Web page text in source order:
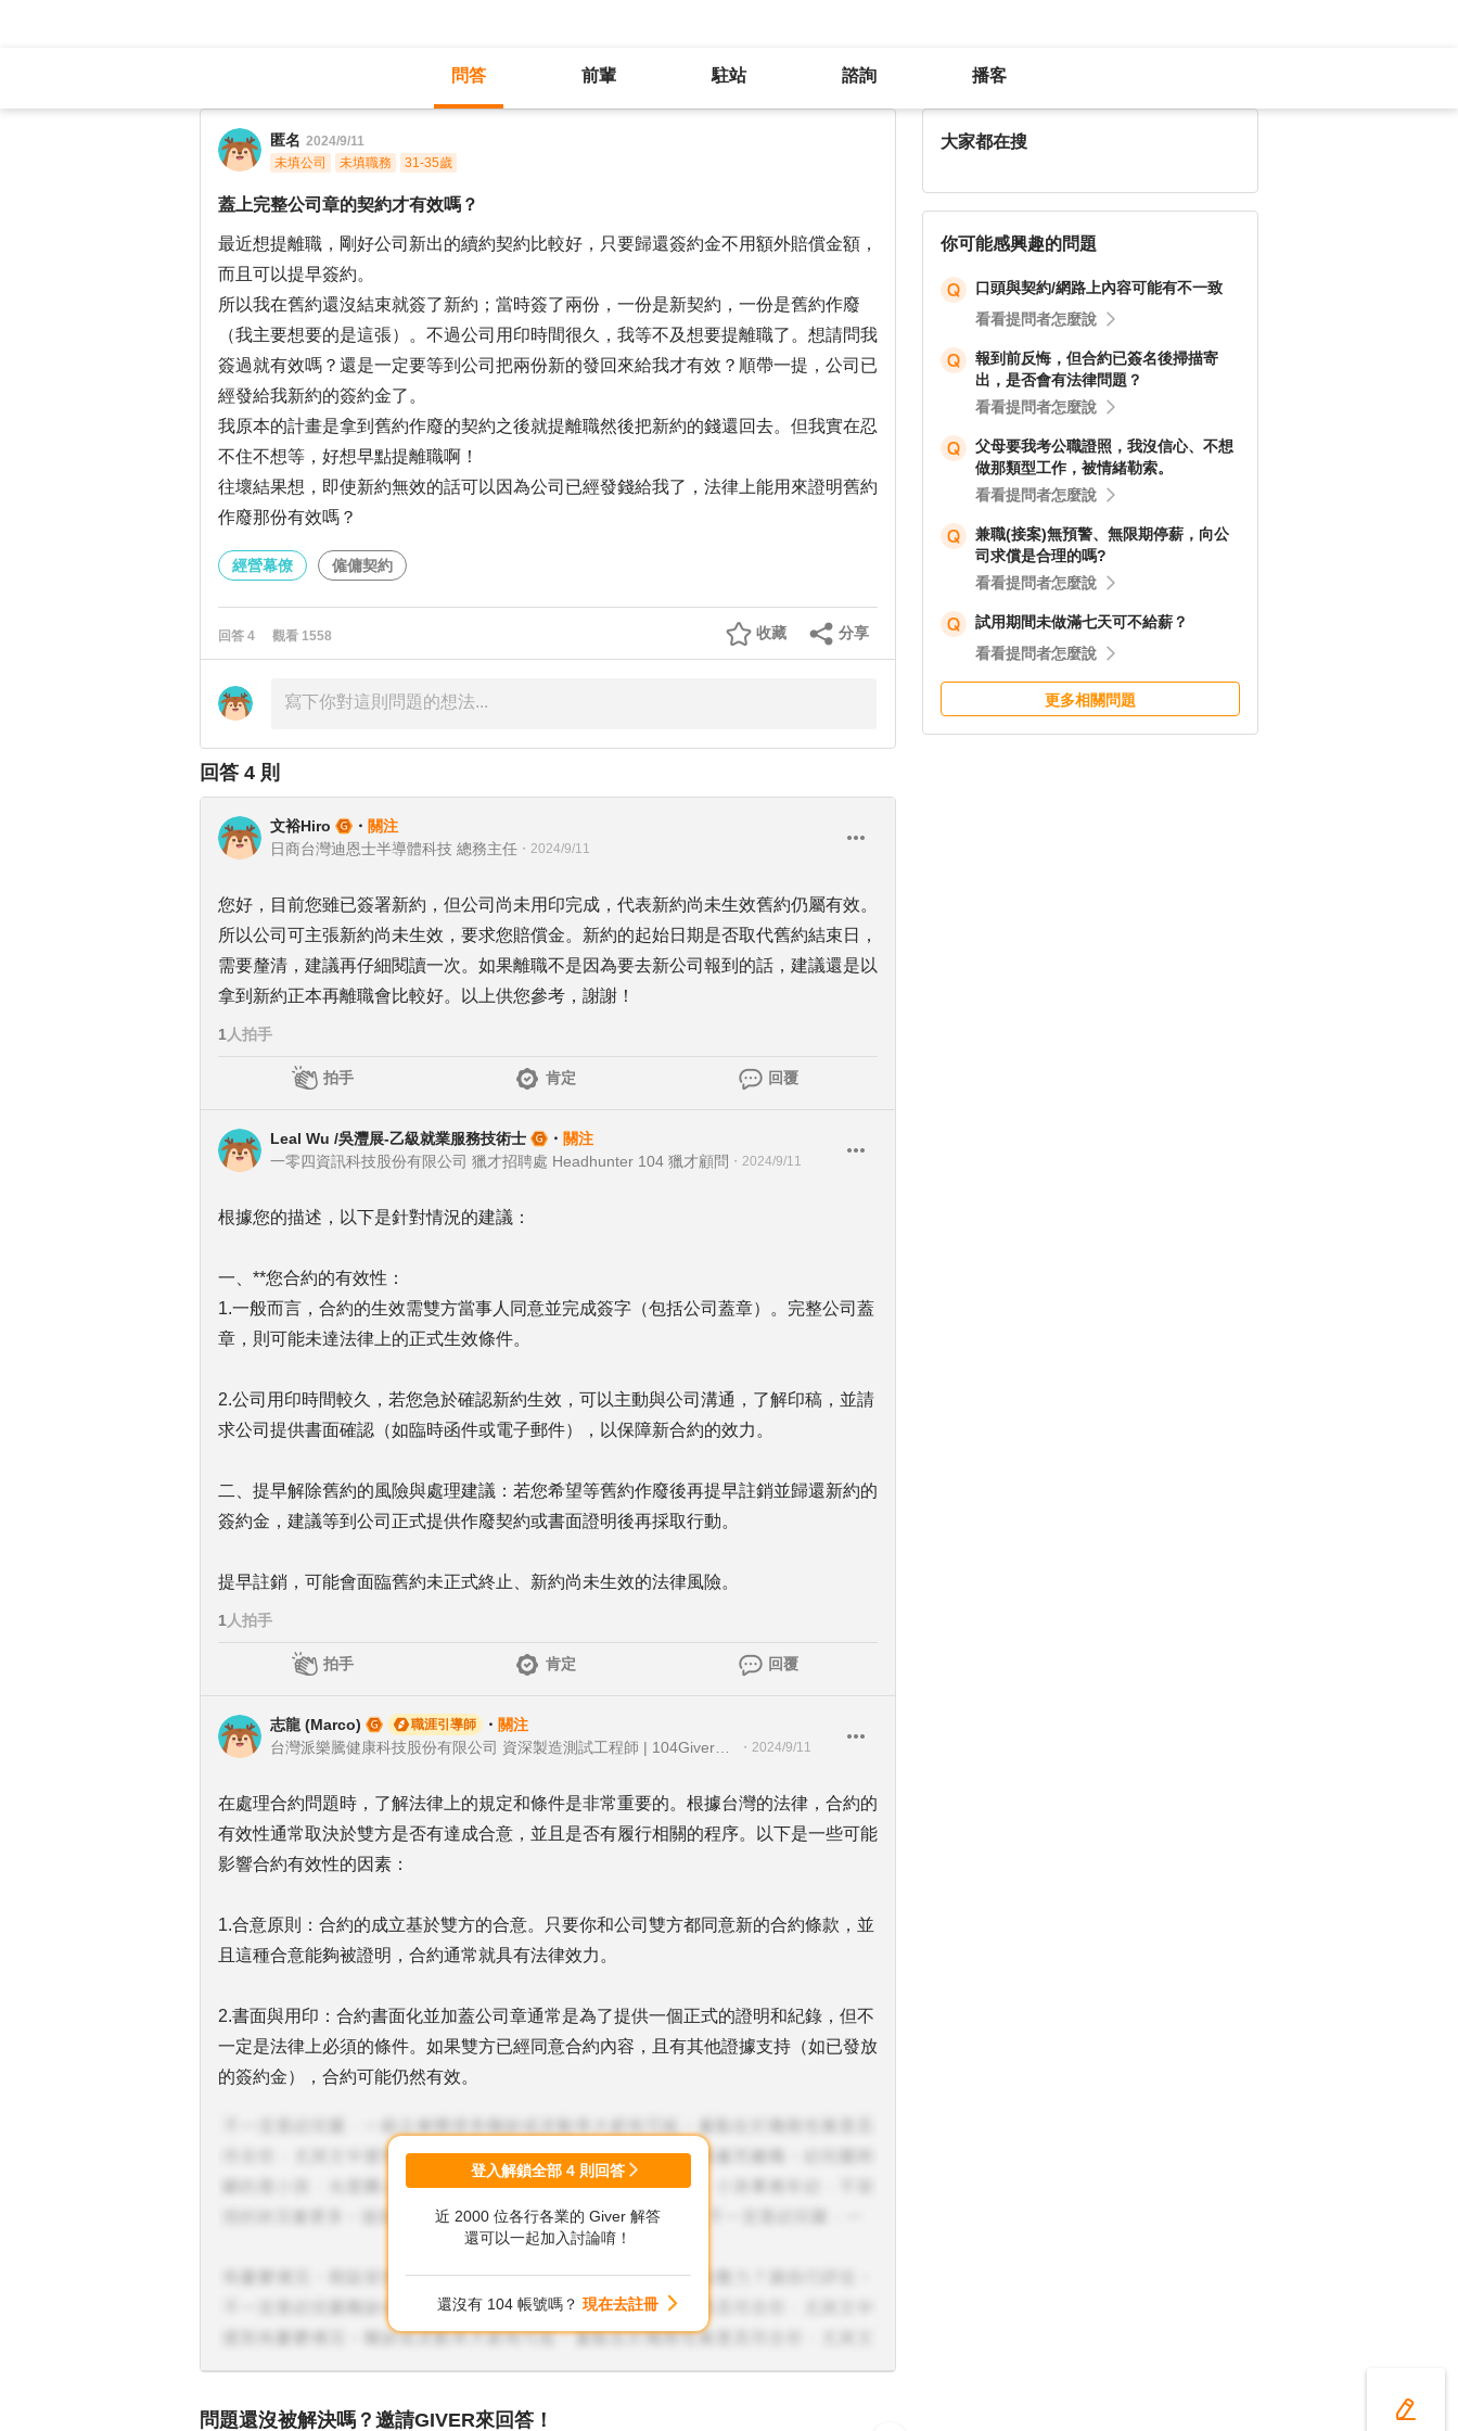
問答 前輩 駐站 諮詢 播客
匿名 2024/9/11
未填公司
未填職務 31-35歲
蓋上完整公司章的契約才有效嗎？
最近想提離職，剛好公司新出的續約契約比較好，只要歸還簽約金不用額外賠償金額，
而且可以提早簽約。
所以我在舊約還沒結束就簽了新約；當時簽了兩份，一份是新契約，一份是舊約作廢
（我主要想要的是這張）。不過公司用印時間很久，我等不及想要提離職了。想請問我
簽過就有效嗎？還是一定要等到公司把兩份新的發回來給我才有效？順帶一提，公司已
經發給我新約的簽約金了。
我原本的計畫是拿到舊約作廢的契約之後就提離職然後把新約的錢還回去。但我實在忍
不住不想等，好想早點提離職啊！
往壞結果想，即使新約無效的話可以因為公司已經發錢給我了，法律上能用來證明舊約
作廢那份有效嗎？
經營幕僚 僱傭契約
回答 4 觀看 1558 分享
收藏
回答 4 則
文裕Hiro ・ 關注
日商台灣迪恩士半導體科技 總務主任 ・ 2024/9/11
您好，目前您雖已簽署新約，但公司尚未用印完成，代表新約尚未生效舊約仍屬有效。
所以公司可主張新約尚未生效，要求您賠償金。新約的起始日期是否取代舊約結束日，
需要釐清，建議再仔細閱讀一次。如果離職不是因為要去新公司報到的話，建議還是以
拿到新約正本再離職會比較好。以上供您參考，謝謝！
1 人拍手
拍手 肯定 回覆
Leal Wu /吳灃展-乙級就業服務技術士 ・ 關注
一零四資訊科技股份有限公司 獵才招聘處 Headhunter 104 獵才顧問 ・ 2024/9/11
根據您的描述，以下是針對情況的建議：
一、**您合約的有效性：
1.一般而言，合約的生效需雙方當事人同意並完成簽字（包括公司蓋章）。完整公司蓋
章，則可能未達法律上的正式生效條件。
2.公司用印時間較久，若您急於確認新約生效，可以主動與公司溝通，了解印稿，並請
求公司提供書面確認（如臨時函件或電子郵件），以保障新合約的效力。
二、提早解除舊約的風險與處理建議：若您希望等舊約作廢後再提早註銷並歸還新約的
簽約金，建議等到公司正式提供作廢契約或書面證明後再採取行動。
提早註銷，可能會面臨舊約未正式終止、新約尚未生效的法律風險。
1 人拍手
拍手 肯定 回覆
志龍 (Marco) 職涯引導師 ・ 關注
・ 2024/9/11
在處理合約問題時，了解法律上的規定和條件是非常重要的。根據台灣的法律，合約的
有效性通常取決於雙方是否有達成合意，並且是否有履行相關的程序。以下是一些可能
影響合約有效性的因素：
1.合意原則：合約的成立基於雙方的合意。只要你和公司雙方都同意新的合約條款，並
且這種合意能夠被證明，合約通常就具有法律效力。
2.書面與用印：合約書面化並加蓋公司章通常是為了提供一個正式的證明和紀錄，但不
一定是法律上必須的條件。如果雙方已經同意合約內容，且有其他證據支持（如已發放
的簽約金），合約可能仍然有效。
3.簽約金的支付：公司已經支付簽約金，這可能被視為公司同意新合約的一種行為證
據。但這不一定能單獨證明舊約作廢，還需看合約中是否有明確條款說明舊約作廢的條
件。
意見。他們可以根據你的具體情況和相關文件提供更準確的建議。
如果你急於提離職，最好在取得法律意見後再做決定，確保自己的權益不會受到損害。
登入解鎖全部 4 則回答
近 2000 位各行各業的 Giver 解答
還可以一起加入討論唷！
還沒有 104 帳號嗎？ 現在去註冊
問題還沒被解決嗎？邀請GIVER來回答！
大家都在搜
你可能感興趣的問題
口頭與契約/網路上內容可能有不一致
看看提問者怎麼說
報到前反悔，但合約已簽名後掃描寄
出，是否會有法律問題？
看看提問者怎麼說
父母要我考公職證照，我沒信心、不想
做那類型工作，被情緒勒索。
看看提問者怎麼說
兼職(接案)無預警、無限期停薪，向公
司求償是合理的嗎?
看看提問者怎麼說
試用期間未做滿七天可不給薪？
看看提問者怎麼說
更多相關問題